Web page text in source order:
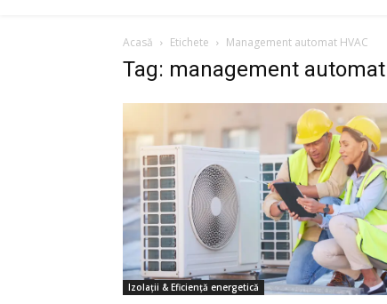
Acasă Etichete Management automat HVAC
Tag: management automat
Izolații & Eficiență energetică